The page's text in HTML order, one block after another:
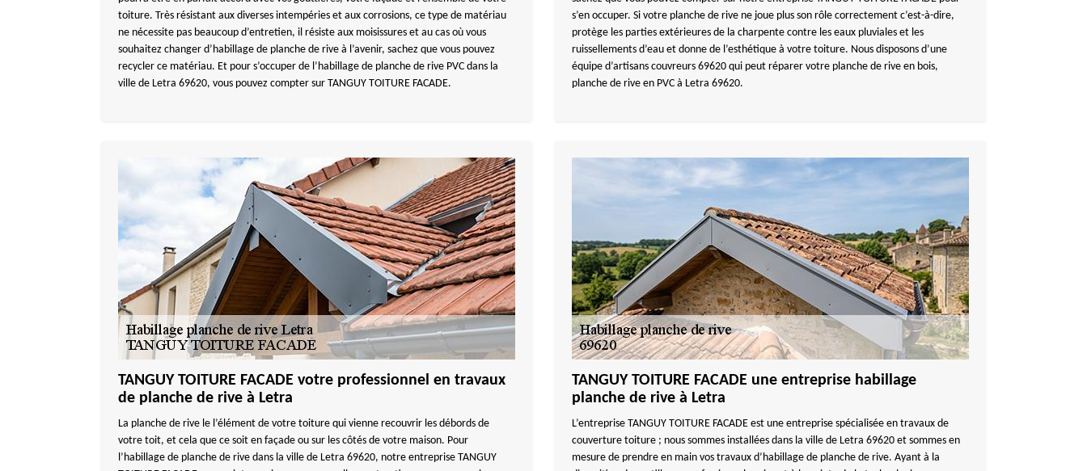
toiture. Très résistant aux diverses intempéries et aux corrosions, ce type de matériau
ne nécessite pas beaucoup d’entretien, il résiste aux moisissures et au cas où vous
souhaitez changer d’habillage de planche de rive à l’avenir, sachez que vous pouvez
recycler ce matériau. Et pour s’occuper de l’habillage de planche de rive PVC dans la
ville de Letra 69620, vous pouvez compter sur TANGUY TOITURE FACADE.
s’en occuper. Si votre planche de rive ne joue plus son rôle correctement c’est-à-dire,
protège les parties extérieures de la charpente contre les eaux pluviales et les
ruissellements d’eau et donne de l’esthétique à votre toiture. Nous disposons d’une
équipe d’artisans couvreurs 69620 qui peut réparer votre planche de rive en bois,
planche de rive en PVC à Letra 69620.
TANGUY TOITURE FACADE votre professionnel en travaux
de planche de rive à Letra
La planche de rive le l’élément de votre toiture qui vienne recouvrir les débords de
votre toit, et cela que ce soit en façade ou sur les côtés de votre maison. Pour
l’habillage de planche de rive dans la ville de Letra 69620, notre entreprise TANGUY
TANGUY TOITURE FACADE une entreprise habillage
planche de rive à Letra
L’entreprise TANGUY TOITURE FACADE est une entreprise spécialisée en travaux de
couverture toiture ; nous sommes installées dans la ville de Letra 69620 et sommes en
mesure de prendre en main vos travaux d’habillage de planche de rive. Ayant à la